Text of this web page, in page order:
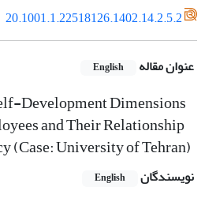
20.1001.1.22518126.1402.14.2.5.2
عنوان مقاله English
Development Dimensions
and Their Relationship
(Case: University of Tehran)
نویسندگان English